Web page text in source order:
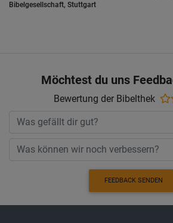
Bibelgesellschaft, Stuttgart
Möchtest du uns
Bewertung der Bibelthek
FEEDBACK SENDEN